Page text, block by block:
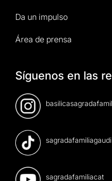
Da un impulso
Área de prensa
Síguenos en las
sagradafamiliagaudi
sagradafamiliacat